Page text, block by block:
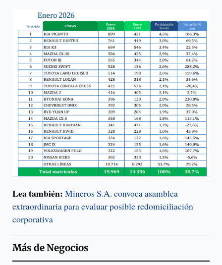
Lea también: Mineros S.A. convoca asamblea
extraordinaria para evaluar posible redomiciliación
corporativa
Más deNegocios